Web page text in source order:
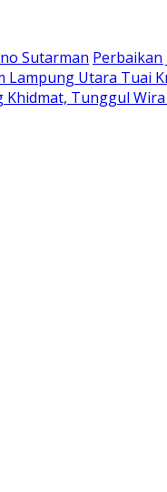
Sutarman Perbaikan
Lampung Utara Tuai
Tunggul